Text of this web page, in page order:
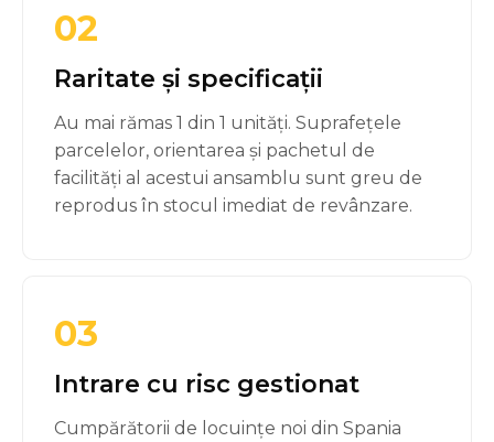
02
Raritate și specificații
Au mai rămas 1 din 1 unități. Suprafețele
parcelelor, orientarea și pachetul de
facilități al acestui ansamblu sunt greu de
reprodus în stocul imediat de revânzare.
03
Intrare cu risc gestionat
Cumpărătorii de locuințe noi din Spania